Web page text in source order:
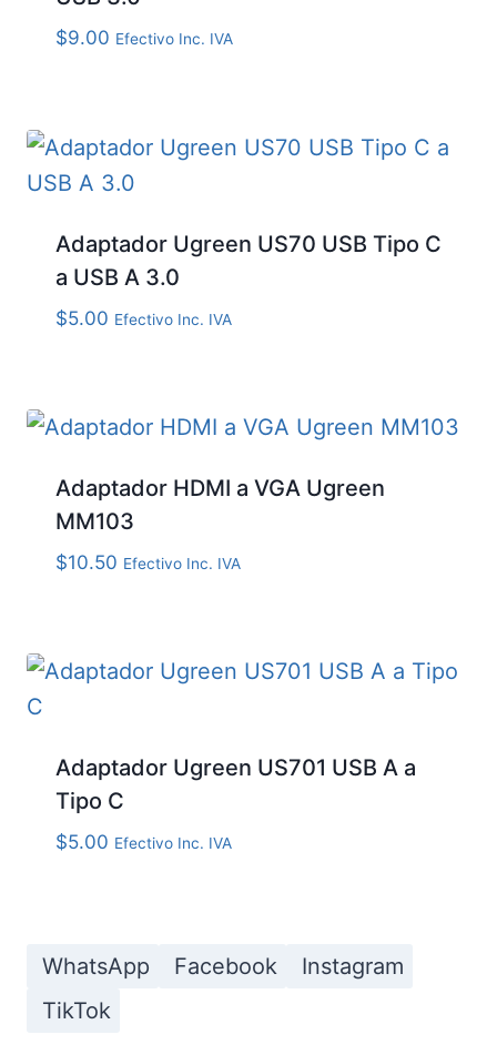
$9.00 Efectivo Inc. IVA
Adaptador Ugreen US70 USB Tipo C
a USB A 3.0
$5.00 Efectivo Inc. IVA
Adaptador HDMI a VGA Ugreen
MM103
$10.50 Efectivo Inc. IVA
Adaptador Ugreen US701 USB A a
Tipo C
$5.00 Efectivo Inc. IVA
WhatsApp Facebook
Instagram
TikTok